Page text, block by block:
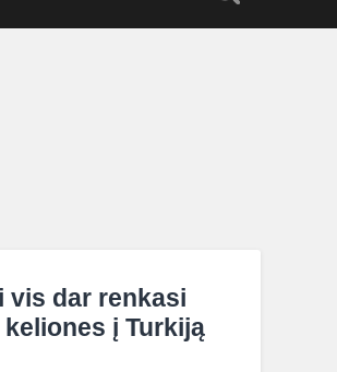
vis dar renkasi
į Turkiją